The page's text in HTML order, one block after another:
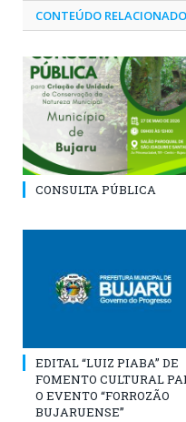
CONTEÚDO RELACIONADO
CONSULTA PÚBLICA
EDITAL “LUIZ PIABA” DE
FOMENTO CULTURAL
O EVENTO “FORROZÃO
BUJARUENSE”